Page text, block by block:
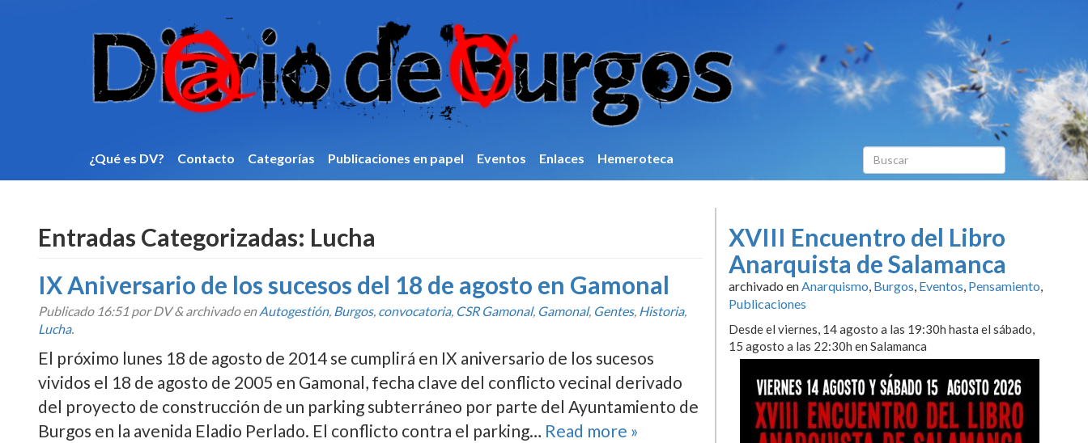
¿Qué es DV? Contacto Categorí­as Publicaciones en papel Eventos Enlaces Hemeroteca
Entradas Categorizadas: Lucha
IX Aniversario de los sucesos del 18 de agosto en Gamonal
Publicado 16:51 por DV&archivado enAutogestión, Burgos, convocatoria, CSR Gamonal, Gamonal, Gentes, Historia,
Lucha.
El próximo lunes 18 de agosto de 2014 se cumplirá en IX aniversario de los sucesos
vividos el 18 de agosto de 2005 en Gamonal, fecha clave del conflicto vecinal derivado
del proyecto de construcción de un parking subterráneo por parte del Ayuntamiento de
Burgos en la avenida Eladio Perlado. El conflicto contra el parking… Read more »
XVIII Encuentro del Libro
Anarquista de Salamanca
archivado enAnarquismo, Burgos, Eventos, Pensamiento,
Publicaciones
Desde el viernes, 14 agosto a las 19:30h hasta el sábado,
15 agosto a las 22:30h en Salamanca